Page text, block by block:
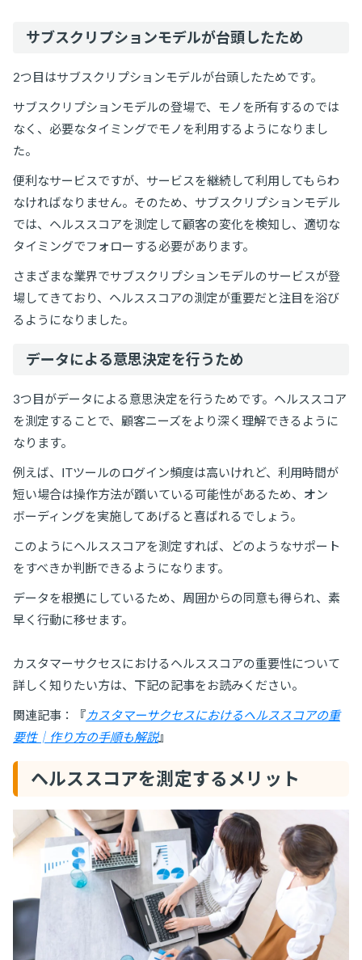
サブスクリプションモデルが台頭したため
2つ目はサブスクリプションモデルが台頭したためです。
サブスクリプションモデルの登場で、モノを所有するのでは
なく、必要なタイミングでモノを利用するようになりまし
た。
便利なサービスですが、サービスを継続して利用してもらわ
なければなりません。そのため、サブスクリプションモデル
では、ヘルススコアを測定して顧客の変化を検知し、適切な
タイミングでフォローする必要があります。
さまざまな業界でサブスクリプションモデルのサービスが登
場してきており、ヘルススコアの測定が重要だと注目を浴び
るようになりました。
データによる意思決定を行うため
3つ目がデータによる意思決定を行うためです。ヘルススコア
を測定することで、顧客ニーズをより深く理解できるように
なります。
例えば、ITツールのログイン頻度は高いけれど、利用時間が
短い場合は操作方法が躓いている可能性があるため、オン
ボーディングを実施してあげると喜ばれるでしょう。
このようにヘルススコアを測定すれば、どのようなサポート
をすべきか判断できるようになります。
データを根拠にしているため、周囲からの同意も得られ、素
早く行動に移せます。
カスタマーサクセスにおけるヘルススコアの重要性について
詳しく知りたい方は、下記の記事をお読みください。
関連記事：『カスタマーサクセスにおけるヘルススコアの重
要性│作り方の手順も解説』
ヘルススコアを測定するメリット